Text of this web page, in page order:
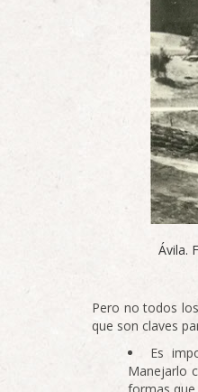
Ávila.
Pero no todos
que son claves
Es
Manejarlo